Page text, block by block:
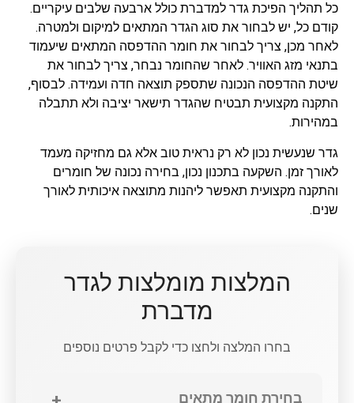
כל תהליך הפיכת גדר למדברת כולל ארבעה שלבים עיקריים.
קודם כל, יש לבחור את סוג הגדר המתאים למיקום ולמטרה.
לאחר מכן, צריך לבחור את חומר ההדפסה המתאים שיעמוד
בתנאי מזג האוויר. לאחר שהחומר נבחר, צריך לבחור את
שיטת ההדפסה הנכונה שתספק תוצאה חדה ועמידה. לבסוף,
התקנה מקצועית תבטיח שהגדר תישאר יציבה ולא תתבלה
במהירות.
גדר שנעשית נכון לא רק נראית טוב אלא גם מחזיקה מעמד
לאורך זמן. השקעה בתכנון נכון, בחירה נכונה של חומרים
והתקנה מקצועית תאפשר ליהנות מתוצאה איכותית לאורך
שנים.
המלצות מומלצות לגדר
מדברת
בחרו המלצה ולחצו כדי לקבל פרטים נוספים
בחירת חומר מתאים